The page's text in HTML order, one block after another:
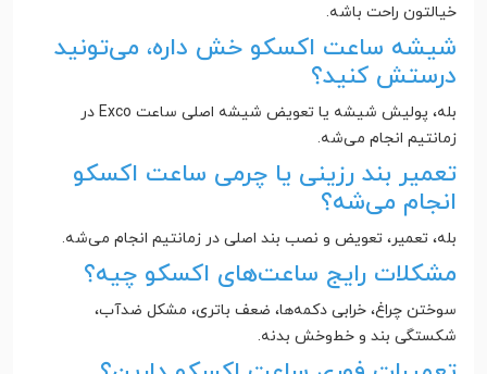
خیالتون راحت باشه.
شیشه ساعت اکسکو خش داره، می‌تونید
درستش کنید؟
بله، پولیش شیشه یا تعویض شیشه اصلی ساعت Exco در
زمانتیم انجام می‌شه.
تعمیر بند رزینی یا چرمی ساعت اکسکو
انجام می‌شه؟
بله، تعمیر، تعویض و نصب بند اصلی در زمانتیم انجام می‌شه.
مشکلات رایج ساعت‌های اکسکو چیه؟
سوختن چراغ، خرابی دکمه‌ها، ضعف باتری، مشکل ضدآب،
شکستگی بند و خط‌وخش بدنه.